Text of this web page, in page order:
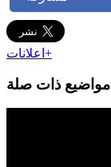
اعلانات+
مواضيع ذات صلة